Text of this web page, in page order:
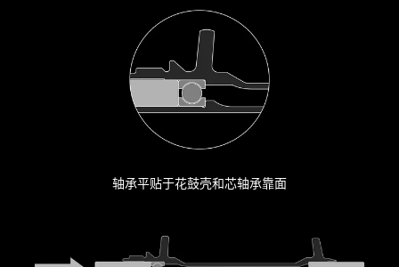
轴承平贴于花鼓壳和芯轴承靠面